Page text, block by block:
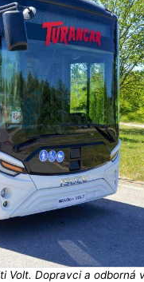
Volt. Dopravci a odborná